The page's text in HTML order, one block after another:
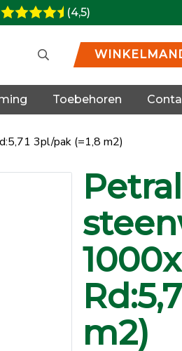
(4,5)
Toebehoren
3pl/pak (=1,8 m2)
m2)